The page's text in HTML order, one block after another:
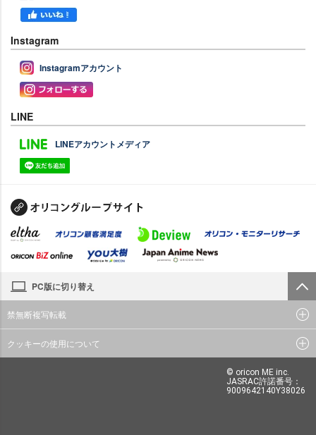
Instagram
Instagramアカウント
LINE
LINEアカウントメディア
PC版に切り替え
禁無断複写転載
クッキーの使用について
© oricon ME inc.
JASRAC許諾番号：
9009642140Y38026